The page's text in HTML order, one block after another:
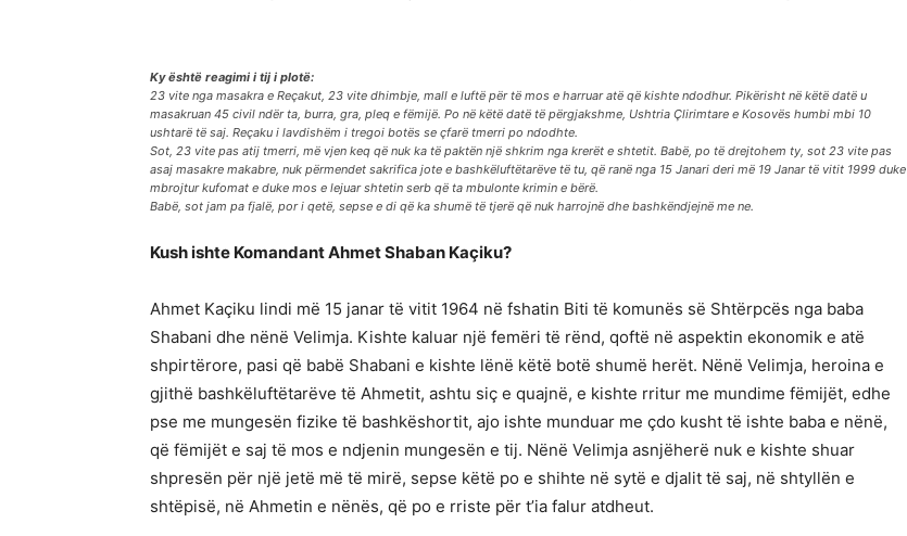
Ky është reagimi i tij i plotë:
23 vite nga masakra e Reçakut, 23 vite dhimbje, mall e luftë për të mos e harruar atë që kishte ndodhur. Pikërisht në këtë datë u
masakruan 45 civil ndër ta, burra, gra, pleq e fëmijë. Po në këtë datë të përgjakshme, Ushtria Çlirimtare e Kosovës humbi mbi 10
ushtarë të saj. Reçaku i lavdishëm i tregoi botës se çfarë tmerri po ndodhte.
Sot, 23 vite pas atij tmerri, më vjen keq që nuk ka të paktën një shkrim nga krerët e shtetit. Babë, po të drejtohem ty, sot 23 vite pas
asaj masakre makabre, nuk përmendet sakrifica jote e bashkëluftëtarëve të tu, që ranë nga 15 Janari deri më 19 Janar të vitit 1999 duke
mbrojtur kufomat e duke mos e lejuar shtetin serb që ta mbulonte krimin e bërë.
Babë, sot jam pa fjalë, por i qetë, sepse e di që ka shumë të tjerë që nuk harrojnë dhe bashkëndjejnë me ne.
Kush ishte Komandant Ahmet Shaban Kaçiku?
Ahmet Kaçiku lindi më 15 janar të vitit 1964 në fshatin Biti të komunës së Shtërpcës nga baba
Shabani dhe nënë Velimja. Kishte kaluar një femëri të rënd, qoftë në aspektin ekonomik e atë
shpirtërore, pasi që babë Shabani e kishte lënë këtë botë shumë herët. Nënë Velimja, heroina e
gjithë bashkëluftëtarëve të Ahmetit, ashtu siç e quajnë, e kishte rritur me mundime fëmijët, edhe
pse me mungesën fizike të bashkëshortit, ajo ishte munduar me çdo kusht të ishte baba e nënë,
që fëmijët e saj të mos e ndjenin mungesën e tij. Nënë Velimja asnjëherë nuk e kishte shuar
shpresën për një jetë më të mirë, sepse këtë po e shihte në sytë e djalit të saj, në shtyllën e
shtëpisë, në Ahmetin e nënës, që po e rriste për t’ia falur atdheut.